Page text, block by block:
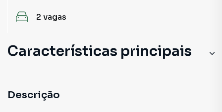
2 vagas
Características principais
Elevador
Descrição